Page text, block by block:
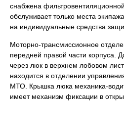
снабжена
обслуживает только места
на индивидуальные средства
Моторно-трансмиссионное
передней правой части корпуса.
через люк в верхнем лобовом
находится в отделении
МТО. Крышка люка механика-
имеет механизм фиксации в